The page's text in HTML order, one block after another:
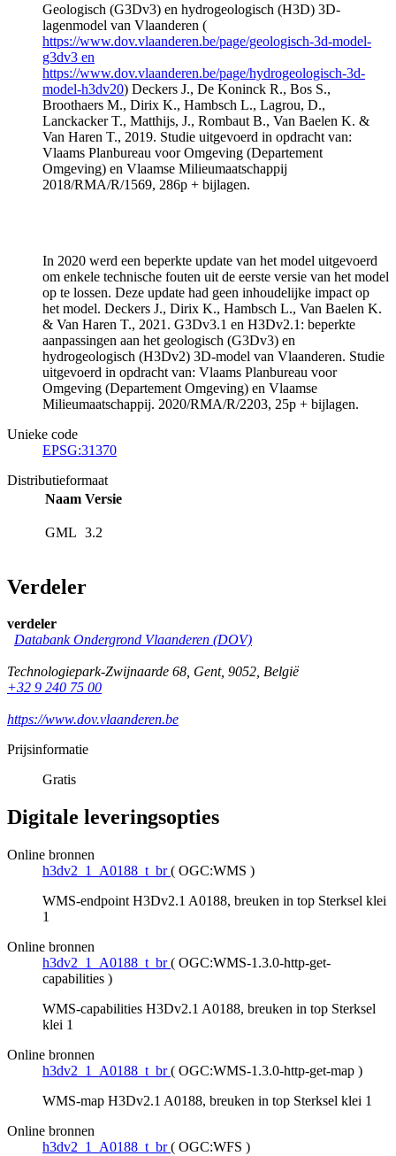
Geologisch (G3Dv3) en hydrogeologisch (H3D) 3D-
lagenmodel van Vlaanderen (
https://www.dov.vlaanderen.be/page/geologisch-3d-model-
g3dv3 en
https://www.dov.vlaanderen.be/page/hydrogeologisch-3d-
model-h3dv20) Deckers J., De Koninck R., Bos S.,
Broothaers M., Dirix K., Hambsch L., Lagrou, D.,
Lanckacker T., Matthijs, J., Rombaut B., Van Baelen K. &
Van Haren T., 2019. Studie uitgevoerd in opdracht van:
Vlaams Planbureau voor Omgeving (Departement
Omgeving) en Vlaamse Milieumaatschappij
2018/RMA/R/1569, 286p + bijlagen.
In 2020 werd een beperkte update van het model uitgevoerd
om enkele technische fouten uit de eerste versie van het model
op te lossen. Deze update had geen inhoudelijke impact op
het model. Deckers J., Dirix K., Hambsch L., Van Baelen K.
& Van Haren T., 2021. G3Dv3.1 en H3Dv2.1: beperkte
aanpassingen aan het geologisch (G3Dv3) en
hydrogeologisch (H3Dv2) 3D-model van Vlaanderen. Studie
uitgevoerd in opdracht van: Vlaams Planbureau voor
Omgeving (Departement Omgeving) en Vlaamse
Milieumaatschappij. 2020/RMA/R/2203, 25p + bijlagen.
Unieke code
EPSG:31370
Distributieformaat
Naam Versie
GML 3.2
Verdeler
verdeler
Databank Ondergrond Vlaanderen (DOV)
Technologiepark-Zwijnaarde 68, Gent, 9052, België
+32 9 240 75 00
https://www.dov.vlaanderen.be
Prijsinformatie
Gratis
Digitale leveringsopties
Online bronnen
h3dv2_1_A0188_t_br ( OGC:WMS )
WMS-endpoint H3Dv2.1 A0188, breuken in top Sterksel klei
1
Online bronnen
h3dv2_1_A0188_t_br ( OGC:WMS-1.3.0-http-get-
capabilities )
WMS-capabilities H3Dv2.1 A0188, breuken in top Sterksel
klei 1
Online bronnen
h3dv2_1_A0188_t_br ( OGC:WMS-1.3.0-http-get-map )
WMS-map H3Dv2.1 A0188, breuken in top Sterksel klei 1
Online bronnen
h3dv2_1_A0188_t_br ( OGC:WFS )